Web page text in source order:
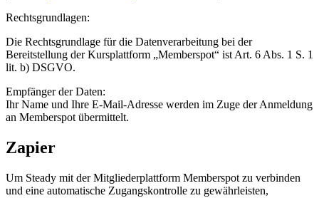
Rechtsgrundlagen:
Die Rechtsgrundlage für die Datenverarbeitung bei der
Bereitstellung der Kursplattform „Memberspot“ ist Art. 6 Abs. 1 S. 1
lit. b) DSGVO.
Empfänger der Daten:
Ihr Name und Ihre E-Mail-Adresse werden im Zuge der Anmeldung
an Memberspot übermittelt.
Zapier
Um Steady mit der Mitgliederplattform Memberspot zu verbinden
und eine automatische Zugangskontrolle zu gewährleisten,